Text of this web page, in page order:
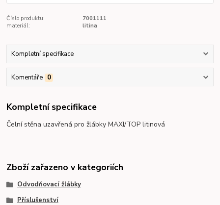
Číslo produktu:
7001111
materiál:
litina
Kompletní specifikace
Komentáře 0
Kompletní specifikace
Čelní stěna uzavřená pro žlábky MAXI/TOP litinová
Zboží zařazeno v kategoriích
Odvodňovací žlábky
Příslušenství